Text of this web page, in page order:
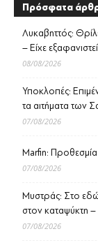
Πρόσφατα
Λυκαβηττός:
– Είχε
08/08/2026
Υποκλοπές:
τα αιτήματα των
07/08/2026
Marfin:
07/08/2026
Μυστράς: Στο
στον καταψύκτη
07/08/2026